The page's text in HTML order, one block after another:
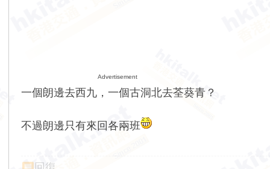
Advertisement
一個朗邊去西九，一個古洞北去荃葵青？
不過朗邊只有來回各兩班